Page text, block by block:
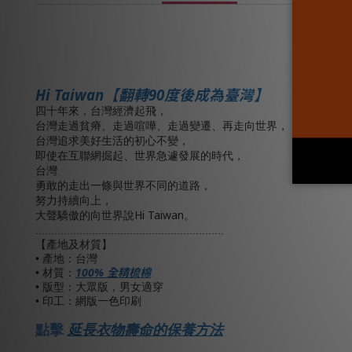
Hi Taiwan 【翻轉90度後成為臺灣】
四十年來，台灣經濟起飛，
台灣走過貧瘠、走過喧嘩、走過變遷、再走向世界，
台灣追求美好生活的初心不變，
即使在互聯網掘起、 世界急遽發展的時代，
台灣
勇敢的走出一條與世界不同的道路，
努力持續向上，
大聲驕傲的向世界說 Hi Taiwan 。
【產地及材質】
• 產地：台灣
• 材質： 100% 全精梳棉
• 版型：大眾版，男女適穿
• 印工：網版一色印刷
點擊 延長衣物壽命的保養方法